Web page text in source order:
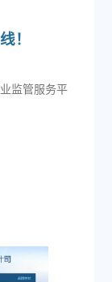
！
监管服务平